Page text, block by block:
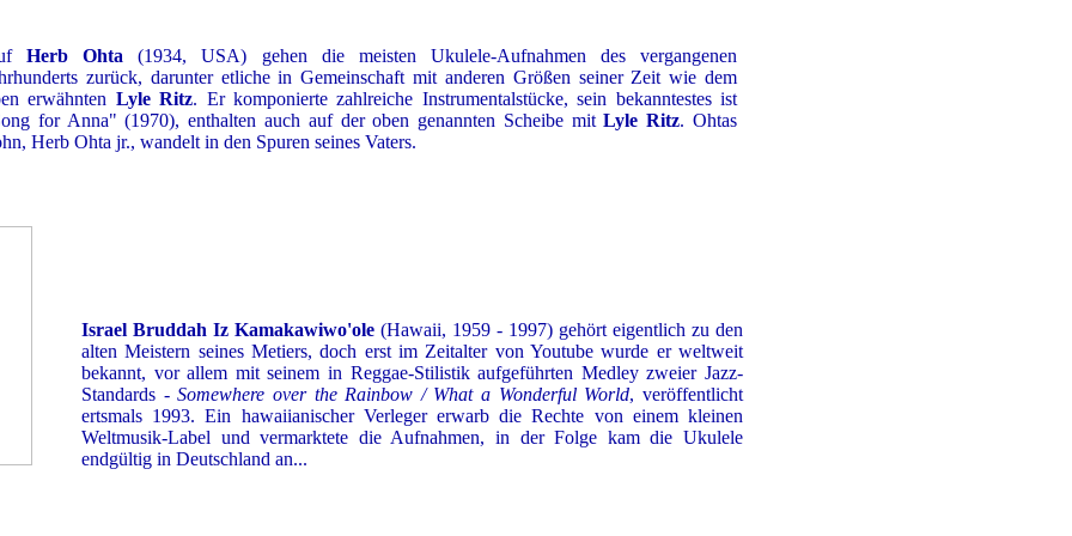
Herb Ohta (1934, USA) gehen die meisten Ukulele-Aufnahmen des vergangenen
zurück, darunter etliche in Gemeinschaft mit anderen Größen seiner Zeit wie dem
erwähnten Lyle Ritz. Er komponierte zahlreiche Instrumentalstücke, sein bekanntestes ist
for Anna" (1970), enthalten auch auf der oben genannten Scheibe mitLyle Ritz. Ohtas
Herb Ohta jr., wandelt in den Spuren seines Vaters.
Israel Bruddah Iz Kamakawiwo'ole (Hawaii, 1959 - 1997) gehört eigentlich zu den
alten Meistern seines Metiers, doch erst im Zeitalter von Youtube wurde er weltweit
bekannt, vor allem mit seinem in Reggae-Stilistik aufgeführten Medley zweier Jazz-
Standards - Somewhere over the Rainbow / What a Wonderful World, veröffentlicht
ertsmals 1993. Ein hawaiianischer Verleger erwarb die Rechte von einem kleinen
Weltmusik-Label und vermarktete die Aufnahmen, in der Folge kam die Ukulele
endgültig in Deutschland an...